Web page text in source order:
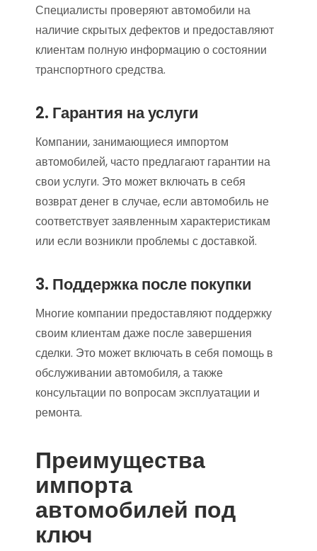
Специалисты проверяют автомобили на
наличие скрытых дефектов и предоставляют
клиентам полную информацию о состоянии
транспортного средства.
2. Гарантия на услуги
Компании, занимающиеся импортом
автомобилей, часто предлагают гарантии на
свои услуги. Это может включать в себя
возврат денег в случае, если автомобиль не
соответствует заявленным характеристикам
или если возникли проблемы с доставкой.
3. Поддержка после покупки
Многие компании предоставляют поддержку
своим клиентам даже после завершения
сделки. Это может включать в себя помощь в
обслуживании автомобиля, а также
консультации по вопросам эксплуатации и
ремонта.
Преимущества
импорта
автомобилей под
ключ